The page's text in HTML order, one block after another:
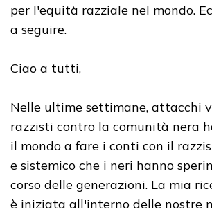
per l'equità razziale nel mondo.
a seguire.
Ciao a tutti,
Nelle ultime settimane, attacchi
razzisti contro la comunità nera
il mondo a fare i conti con il
e sistemico che i neri hanno
corso delle generazioni. La mia
è iniziata all'interno delle nostre